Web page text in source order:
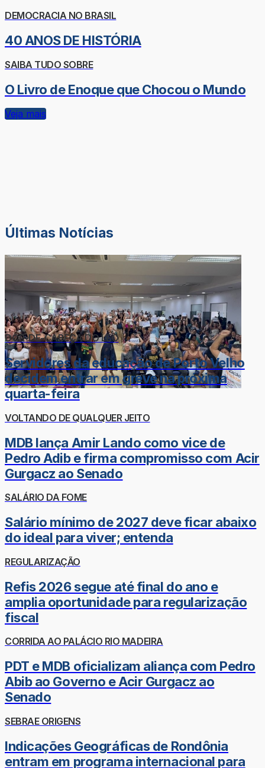
DEMOCRACIA NO BRASIL
40 ANOS DE HISTÓRIA
SAIBA TUDO SOBRE
O Livro de Enoque que Chocou o Mundo
Veja mais
Últimas Notícias
DOR-DE-CABEÇA DO LÉO
Servidores da educação de Porto Velho
decidem entrar em greve na próxima
quarta-feira
VOLTANDO DE QUALQUER JEITO
MDB lança Amir Lando como vice de
Pedro Adib e firma compromisso com Acir
Gurgacz ao Senado
SALÁRIO DA FOME
Salário mínimo de 2027 deve ficar abaixo
do ideal para viver; entenda
REGULARIZAÇÃO
Refis 2026 segue até final do ano e
amplia oportunidade para regularização
fiscal
CORRIDA AO PALÁCIO RIO MADEIRA
PDT e MDB oficializam aliança com Pedro
Abib ao Governo e Acir Gurgacz ao
Senado
SEBRAE ORIGENS
Indicações Geográficas de Rondônia
entram em programa internacional para